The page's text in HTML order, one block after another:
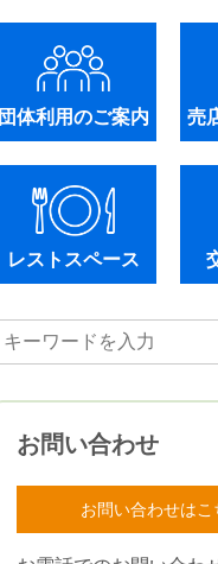
団体利用のご案内 売
レストスペース
お問い合わせ
お問い合わせはこ